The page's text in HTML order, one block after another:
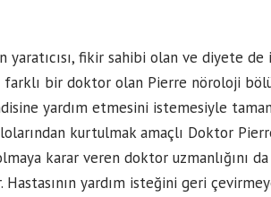
yaratıcısı, fikir sahibi olan ve diyete
farklı bir doktor olan Pierre nöroloji
yardım etmesini istemesiyle
kurtulmak amaçlı Doktor
karar veren doktor uzmanlığını
Hastasının yardım isteğini geri